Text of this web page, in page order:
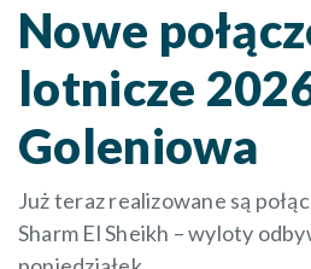
Nowe
lotnicze
Goleniowa
Już teraz realizowane są
Sharm El Sheikh – wyloty